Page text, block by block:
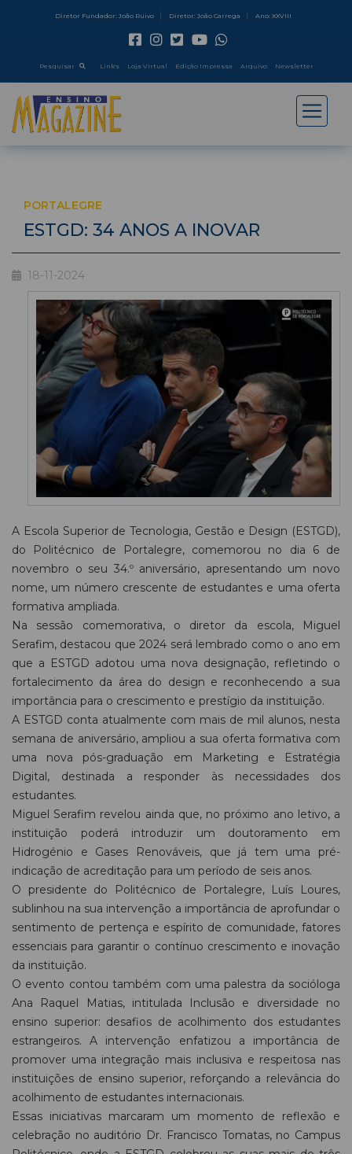
Diretor Fundador: João Ruivo Diretor: João Carrega Ano: XXVIII
Pesquisar Link's Loja Virtual Edição Impressa Arquivo Newsletter
PORTALEGRE
ESTGD: 34 ANOS A INOVAR
18-11-2024
A Escola Superior de Tecnologia, Gestão e Design (ESTGD),
do Politécnico de Portalegre, comemorou no dia 6 de
novembro o seu 34.º aniversário, apresentando um novo
nome, um número crescente de estudantes e uma oferta
formativa ampliada.
Na sessão comemorativa, o diretor da escola, Miguel
Serafim, destacou que 2024 será lembrado como o ano em
que a ESTGD adotou uma nova designação, refletindo o
fortalecimento da área do design e reconhecendo a sua
importância para o crescimento e prestígio da instituição.
A ESTGD conta atualmente com mais de mil alunos, nesta
semana de aniversário, ampliou a sua oferta formativa com
uma nova pós-graduação em Marketing e Estratégia
Digital, destinada a responder às necessidades dos
estudantes.
Miguel Serafim revelou ainda que, no próximo ano letivo, a
instituição poderá introduzir um doutoramento em
Hidrogénio e Gases Renováveis, que já tem uma pré-
indicação de acreditação para um período de seis anos.
O presidente do Politécnico de Portalegre, Luís Loures,
sublinhou na sua intervenção a importância de aprofundar o
sentimento de pertença e espírito de comunidade, fatores
essenciais para garantir o contínuo crescimento e inovação
da instituição.
O evento contou também com uma palestra da socióloga
Ana Raquel Matias, intitulada Inclusão e diversidade no
ensino superior: desafios de acolhimento dos estudantes
estrangeiros. A intervenção enfatizou a importância de
promover uma integração mais inclusiva e respeitosa nas
instituições de ensino superior, reforçando a relevância do
acolhimento de estudantes internacionais.
Essas iniciativas marcaram um momento de reflexão e
celebração no auditório Dr. Francisco Tomatas, no Campus